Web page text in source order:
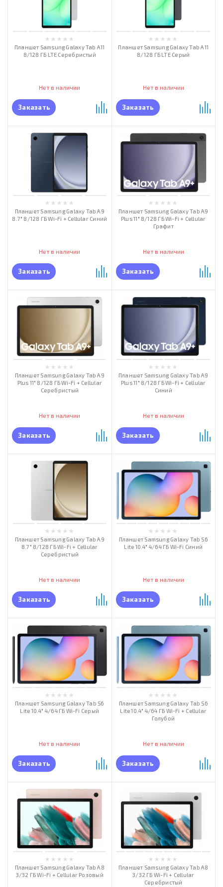
Планшет Samsung Galaxy Tab A11
8/128 ГБ LTE Серебристый
Нет в наличии
Заказать
Планшет Samsung Galaxy Tab A11
8/128 ГБ LTE Серый
Нет в наличии
Заказать
Планшет Samsung Galaxy Tab А9
8.7" 8/128 ГБ Wi-Fi + Cellular Синий
Нет в наличии
Заказать
Планшет Samsung Galaxy Tab А9
Plus 11" 8/128 ГБ Wi-Fi + Cellular
Графит
Нет в наличии
Заказать
Планшет Samsung Galaxy Tab А9
Plus 11" 8/128 ГБ Wi-Fi + Cellular
Серебристый
Нет в наличии
Заказать
Планшет Samsung Galaxy Tab А9
Plus 11" 8/128 ГБ Wi-Fi + Cellular
Синий
Нет в наличии
Заказать
Планшет Samsung Galaxy Tab А9
8.7" 8/128 ГБ Wi-Fi + Cellular
Серебристый
Нет в наличии
Заказать
Планшет Samsung Galaxy Tab S6
Lite 10.4" 4/64 ГБ Wi-Fi Синий
Нет в наличии
Заказать
Планшет Samsung Galaxy Tab S6
Lite 10.4" 4/64 ГБ Wi-Fi Серый
Нет в наличии
Заказать
Планшет Samsung Galaxy Tab S6
Lite 10.4" 4/64 ГБ Wi-Fi + Cellular
Голубой
Нет в наличии
Заказать
Планшет Samsung Galaxy Tab A8
3/32 ГБ Wi-Fi + Cellular Розовый
Планшет Samsung Galaxy Tab A8
3/32 ГБ Wi-Fi + Cellular
Серебристый